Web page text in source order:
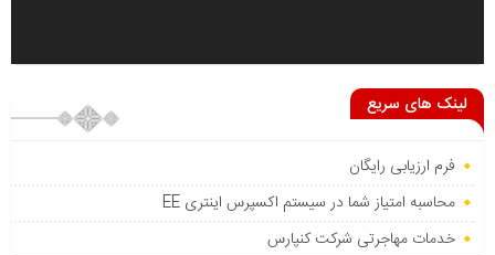
لینک های سریع
فرم ارزیابی رایگان
محاسبه امتیاز شما در سیستم اکسپرس اینتری EE
خدمات مهاجرتی شرکت کنپارس